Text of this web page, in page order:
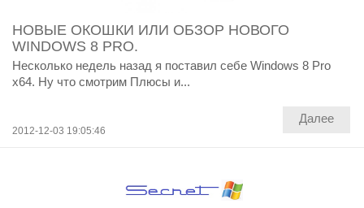
НОВЫЕ ОКОШКИ ИЛИ ОБЗОР НОВОГО
WINDOWS 8 PRO.
Несколько недель назад я поставил себе Windows 8 Pro
x64. Ну что смотрим Плюсы и...
2012-12-03 19:05:46
Далее